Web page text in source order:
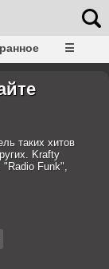
☰
таких хитов
Krafty
Funk",